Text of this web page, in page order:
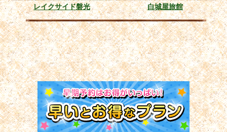
レイクサイド磐光 白城屋旅館